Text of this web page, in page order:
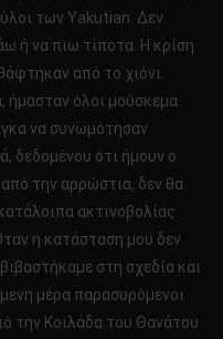
των Yakutian. Δεν
ή να πιω τίποτα. Η κρίση
από το χιόνι.
ήμασταν όλοι μούσκεμα.
να συνωμότησαν
δεδομένου ότι ήμουν ο
την αρρώστια, δεν θα
ακτινοβολίας
η κατάσταση μου δεν
στη σχεδία και
μέρα παρασυρόμενοι
την Κοιλάδα του Θανάτου